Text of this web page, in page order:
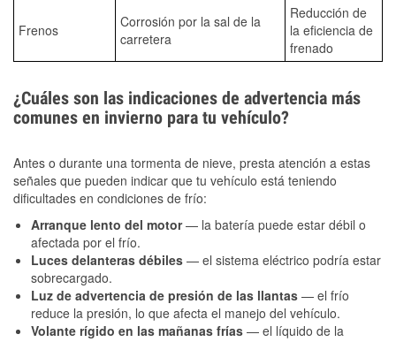
Frenos
Corrosión por la sal de la
carretera
Reducción de
la eficiencia de
frenado
¿Cuáles son las indicaciones de advertencia más
comunes en invierno para tu vehículo?
Antes o durante una tormenta de nieve, presta atención a estas
señales que pueden indicar que tu vehículo está teniendo
dificultades en condiciones de frío:
Arranque lento del motor— la batería puede estar débil o
afectada por el frío.
Luces delanteras débiles — el sistema eléctrico podría estar
sobrecargado.
Luz de advertencia de presión de las llantas — el frío
reduce la presión, lo que afecta el manejo del vehículo.
Volante rígido en las mañanas frías — el líquido de la